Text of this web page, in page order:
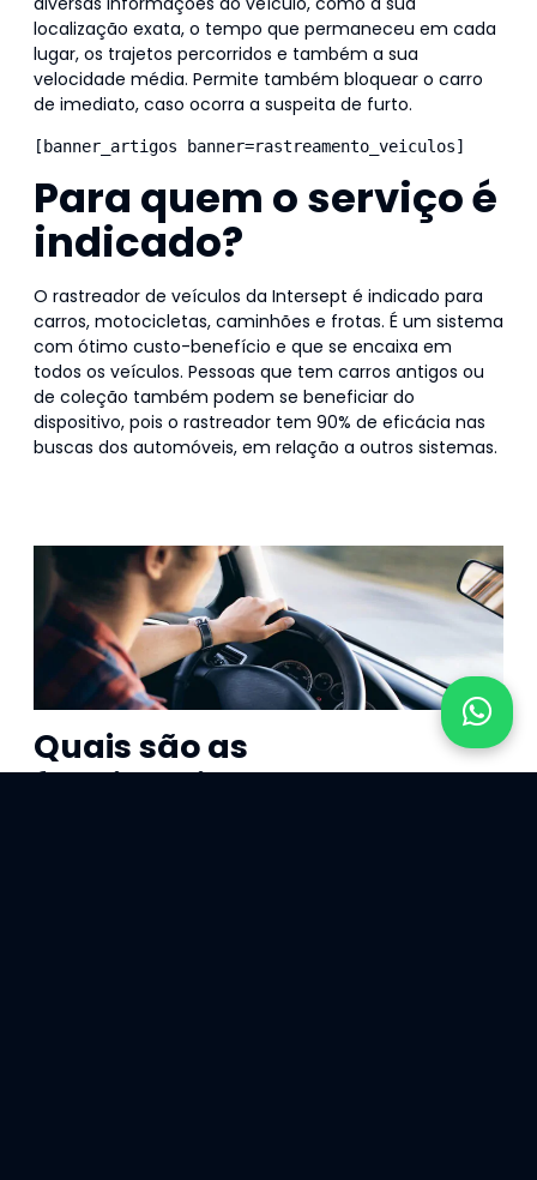
localização exata, o tempo que permaneceu em cada
lugar, os trajetos percorridos e também a sua
velocidade média. Permite também bloquear o carro
de imediato, caso ocorra a suspeita de furto.
[banner_artigos banner=rastreamento_veiculos]
Para quem o serviço é
indicado?
O rastreador de veículos da Intersept é indicado para
carros, motocicletas, caminhões e frotas. É um sistema
com ótimo custo-benefício e que se encaixa em
todos os veículos. Pessoas que tem carros antigos ou
de coleção também podem se beneficiar do
dispositivo, pois o rastreador tem 90% de eficácia nas
buscas dos automóveis, em relação a outros sistemas.
Quais são as
funcionalidades do